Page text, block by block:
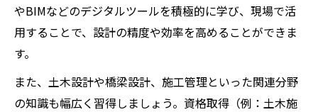
やBIMなどのデジタルツールを積極的に学び、現場で活
用することで、設計の精度や効率を高めることができま
す。
また、土木設計や橋梁設計、施工管理といった関連分野
の知識も幅広く習得しましょう。資格取得（例：土木施